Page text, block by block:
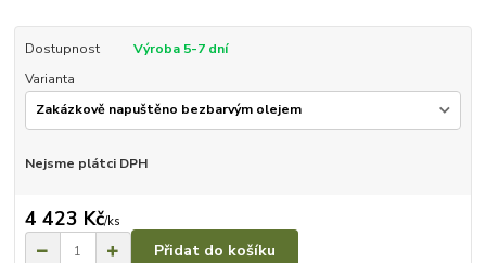
Dostupnost
Výroba 5-7 dní
Varianta
Nejsme plátci DPH
4 423 Kč/ks
Přidat do košíku